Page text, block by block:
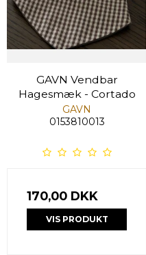
GAVN Vendbar
Hagesmæk - Cortado
GAVN
0153810013
170,00 DKK
VIS PRODUKT